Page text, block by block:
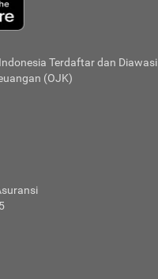
Terdaftar dan Diawasi
(OJK)